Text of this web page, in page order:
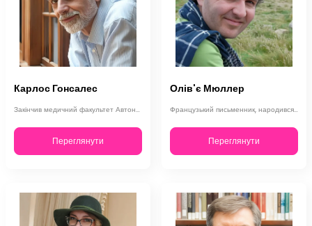
Карлос Гонсалес
Закінчив медичний факультет Автономного університету Барселони та спеціалізував…
Переглянути
Олів'є Мюллер
Французький письменник, народився у Люневілю у 1973 році. Спеціалізується на лі…
Переглянути